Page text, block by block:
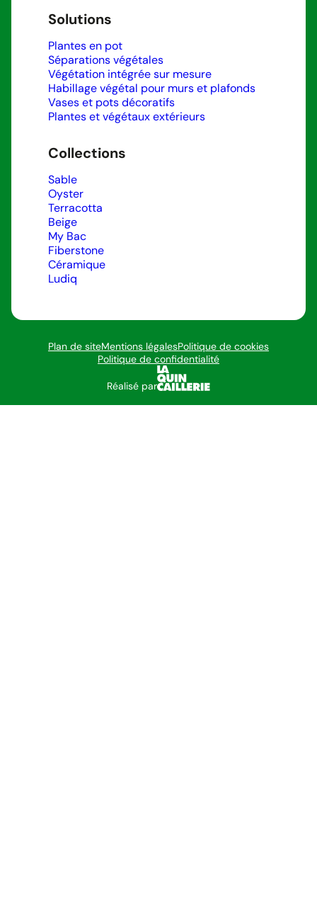
Solutions
Plantes en pot
Séparations végétales
Végétation intégrée sur mesure
Habillage végétal pour murs et plafonds
Vases et pots décoratifs
Plantes et végétaux extérieurs
Collections
Sable
Oyster
Terracotta
Beige
My Bac
Fiberstone
Céramique
Ludiq
Plan de siteMentions légalesPolitique de cookies
Politique de confidentialité
Réalisé par